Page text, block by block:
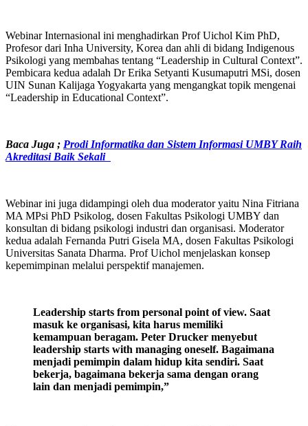
Webinar Internasional ini menghadirkan Prof Uichol Kim PhD,
Profesor dari Inha University, Korea dan ahli di bidang Indigenous
Psikologi yang membahas tentang “Leadership in Cultural Context”.
Pembicara kedua adalah Dr Erika Setyanti Kusumaputri MSi, dosen
UIN Sunan Kalijaga Yogyakarta yang mengangkat topik mengenai
“Leadership in Educational Context”.
Baca Juga ; Prodi Informatika dan Sistem Informasi UMBY Raih
Akreditasi Baik Sekali
Webinar ini juga didampingi oleh dua moderator yaitu Nina Fitriana
MA MPsi PhD Psikolog, dosen Fakultas Psikologi UMBY dan
konsultan di bidang psikologi industri dan organisasi. Moderator
kedua adalah Fernanda Putri Gisela MA, dosen Fakultas Psikologi
Universitas Sanata Dharma. Prof Uichol menjelaskan konsep
kepemimpinan melalui perspektif manajemen.
Leadership starts from personal point of view. Saat
masuk ke organisasi, kita harus memiliki
kemampuan beragam. Peter Drucker menyebut
leadership starts with managing oneself. Bagaimana
menjadi pemimpin dalam hidup kita sendiri. Saat
bekerja, bagaimana bekerja sama dengan orang
lain dan menjadi pemimpin,”